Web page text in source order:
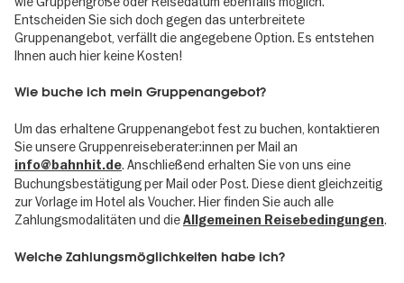
Entscheiden Sie sich doch gegen das unterbreitete
Gruppenangebot, verfällt die angegebene Option. Es entstehen
Ihnen auch hier keine Kosten!
Wie buche ich mein Gruppenangebot?
Um das erhaltene Gruppenangebot fest zu buchen, kontaktieren
Sie unsere Gruppenreiseberater:innen per Mail an
info@bahnhit.de. Anschließend erhalten Sie von uns eine
Buchungsbestätigung per Mail oder Post. Diese dient gleichzeitig
zur Vorlage im Hotel als Voucher. Hier finden Sie auch alle
Zahlungsmodalitäten und dieAllgemeinen Reisebedingungen.
Welche Zahlungsmöglichkeiten habe ich?